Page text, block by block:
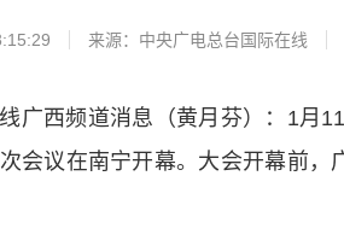
来源： 中央广电总台国际在线
西频道消息（黄月芬）：1月11
会议在南宁开幕。大会开幕前，